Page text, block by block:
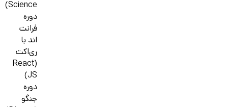
Science)
دوره
فرانت
اند با
ری‌اکت
(React
JS)
دوره
جنگو